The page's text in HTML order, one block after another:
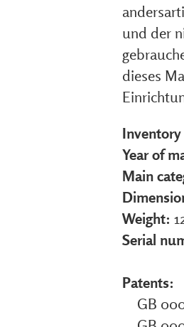
und der
dieses
Year of
Main
Weight:
Serial
Patents:
GB